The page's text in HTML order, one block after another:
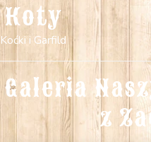
Koty
Koćki i Garfild
Galeria
z